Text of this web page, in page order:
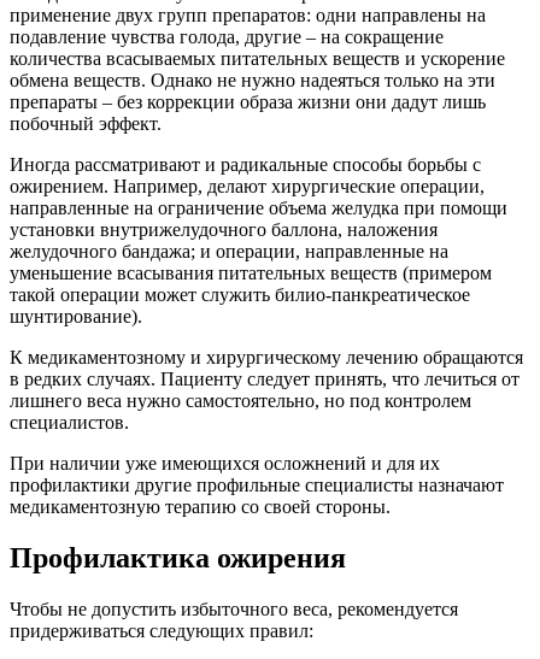
применение двух групп препаратов: одни направлены на
подавление чувства голода, другие – на сокращение
количества всасываемых питательных веществ и ускорение
обмена веществ. Однако не нужно надеяться только на эти
препараты – без коррекции образа жизни они дадут лишь
побочный эффект.
Иногда рассматривают и радикальные способы борьбы с
ожирением. Например, делают хирургические операции,
направленные на ограничение объема желудка при помощи
установки внутрижелудочного баллона, наложения
желудочного бандажа; и операции, направленные на
уменьшение всасывания питательных веществ (примером
такой операции может служить билио-панкреатическое
шунтирование).
К медикаментозному и хирургическому лечению обращаются
в редких случаях. Пациенту следует принять, что лечиться от
лишнего веса нужно самостоятельно, но под контролем
специалистов.
При наличии уже имеющихся осложнений и для их
профилактики другие профильные специалисты назначают
медикаментозную терапию со своей стороны.
Профилактика ожирения
Чтобы не допустить избыточного веса, рекомендуется
придерживаться следующих правил: